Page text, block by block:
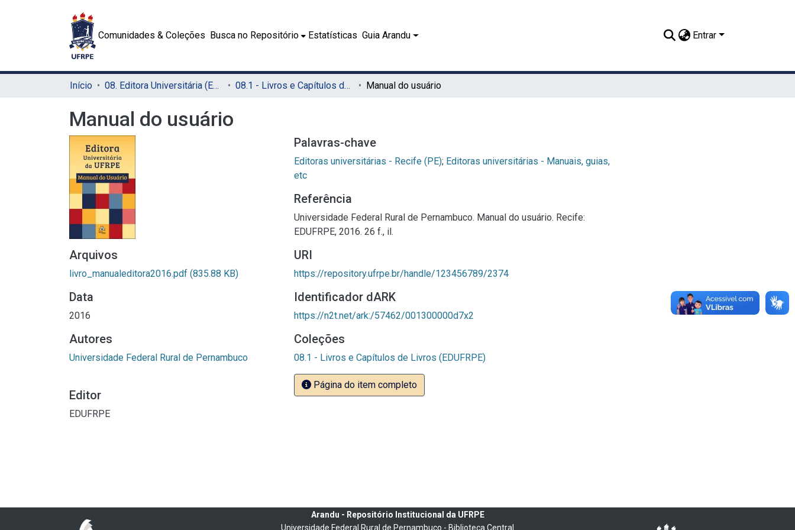
Comunidades & Coleções Busca no Repositório Estatísticas Guia Arandu Entrar
Início 08. Editora Universitária (EDUFRPE) 08.1 - Livros e Capítulos de Livros (EDUFRPE) Manual do usuário
Manual do usuário
Arquivos
livro_manualeditora2016.pdf (835.88 KB)
Data
2016
Autores
Universidade Federal Rural de Pernambuco
Editor
EDUFRPE
Palavras-chave
Editoras universitárias - Recife (PE); Editoras universitárias - Manuais, guias,
etc
Referência
Universidade Federal Rural de Pernambuco. Manual do usuário. Recife:
EDUFRPE, 2016. 26 f., il.
URI
https://repository.ufrpe.br/handle/123456789/2374
Identificador dARK
https://n2t.net/ark:/57462/001300000d7x2
Coleções
08.1 - Livros e Capítulos de Livros (EDUFRPE)
Página do item completo
Arandu - Repositório Institucional da UFRPE
Universidade Federal Rural de Pernambuco - Biblioteca Central